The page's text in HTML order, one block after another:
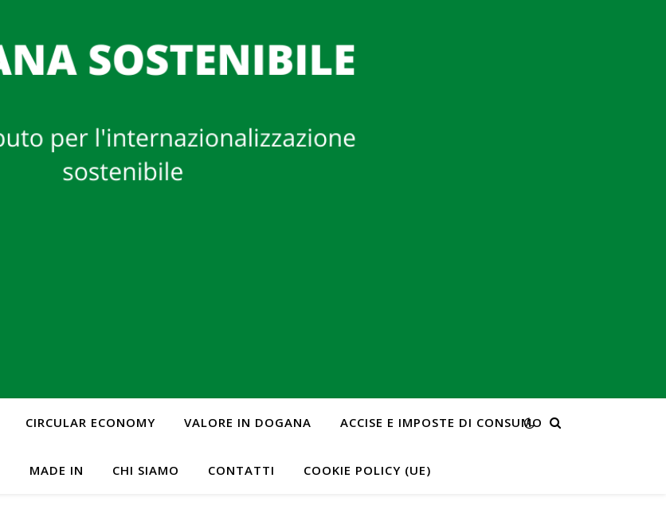
CIRCULAR ECONOMY VALORE IN DOGANA ACCISE E IMPOSTE DI CONSUMO
MADE IN CHI SIAMO CONTATTI COOKIE POLICY (UE)